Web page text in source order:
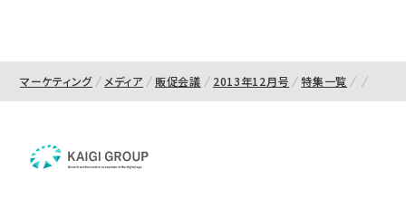
マーケティング メディア 販促会議 2013年12月号 特集一覧